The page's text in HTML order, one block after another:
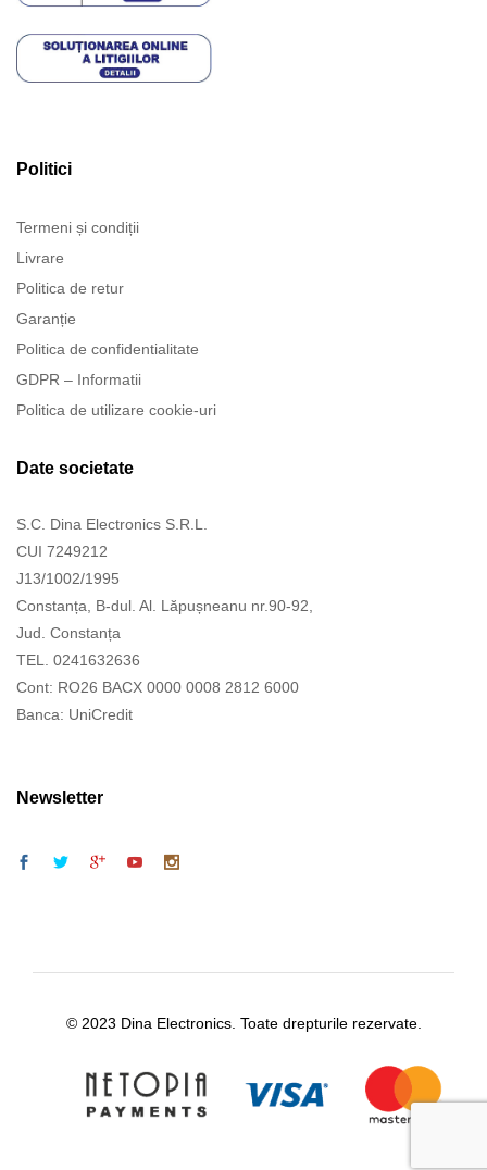
Politici
Termeni și condiții
Livrare
Politica de retur
Garanție
Politica de confidentialitate
GDPR – Informatii
Politica de utilizare cookie-uri
Date societate
S.C. Dina Electronics S.R.L.
CUI 7249212
J13/1002/1995
Constanța, B-dul. Al. Lăpușneanu nr.90-92,
Jud. Constanța
TEL. 0241632636
Cont: RO26 BACX 0000 0008 2812 6000
Banca: UniCredit
Newsletter
© 2023 Dina Electronics. Toate drepturile rezervate.